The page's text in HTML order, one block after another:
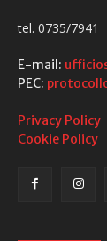
tel. 0735/7941
E-mail:
PEC:
Privacy Policy
Cookie Policy